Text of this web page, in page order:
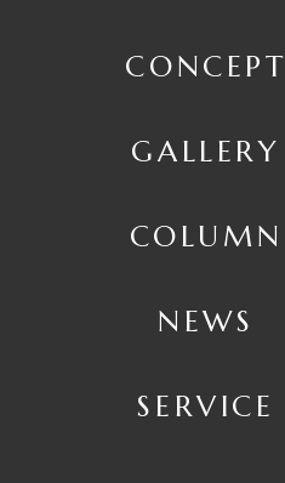
CONCEPT
GALLERY
COLUMN
NEWS
SERVICE